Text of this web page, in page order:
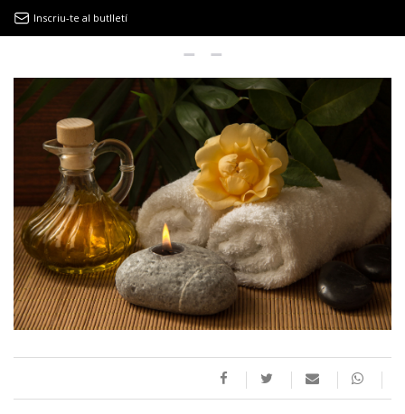
9MAGAZÍN
EL CLÀSSIC | ALBERT PLA
“LA VIDA ÉS COM LA MAR: SEMPRE BUSCA L’EQUILIBRI”
NOVETATS DISCOGRÀFIQUES
EL CLÀSSIC | ELS 3 TAMBORS
TEMÀTIQUES
()
Inscriu-te al butlletí